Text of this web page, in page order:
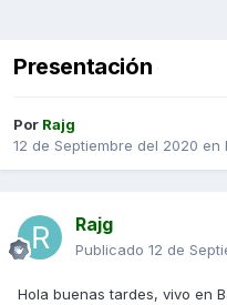
Presentación
Por Rajg
12 de Septiembre del 2020 en
Rajg
Publicado 12 de
Hola buenas tardes, vivo en